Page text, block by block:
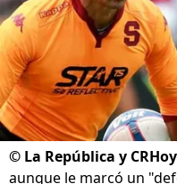
© La República y CRHoy
aunque le marcó un